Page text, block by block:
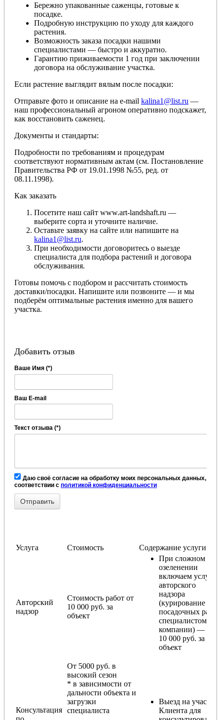
Бережно упакованные саженцы, готовые к
посадке.
Подробную инструкцию по уходу для каждого
растения.
Возможность заказа посадки нашими
специалистами — быстро и аккуратно.
Гарантию приживаемости 1 год при заключении
договора на обслуживание участка.
Если растение выглядит вялым после посадки:
Отправьте фото и описание на e-mail kalina1@list.ru —
наш профессиональный агроном оперативно подскажет,
как восстановить саженец.
Документы и стандарты:
Подробности по требованиям и процедурам
соответствуют нормативным актам (см. Постановление
Правительства РФ от 19.01.1998 №55, ред. от
08.11.1998).
Как заказать
Посетите наш сайт www.art-landshaft.ru —
выберите сорта и уточните наличие.
Оставьте заявку на сайте или напишите на
kalina1@list.ru.
При необходимости договоритесь о выезде
специалиста для подбора растений и договора
обслуживания.
Готовы помочь с подбором и рассчитать стоимость
доставки/посадки. Напишите или позвоните — и мы
подберём оптимальные растения именно для вашего
участка.
Добавить отзыв
Ваше Имя (*)
Ваш E-mail
Текст отзыва (*)
Даю своё согласие на обработку моих персональных данных, в
соответствии с политикой конфиденциальности
Услуга Стоимость Содержание услуги
Авторский
надзор
Стоимость работ от
10 000 руб. за
объект
При сложном
озеленении
включаем услугу
авторского
надзора
(курирование
посадочных работ
специалистом
компании) — от
10 000 руб. за
объект
Консультация
От 5000 руб. в
высокий сезон
* в зависимости от
дальности объекта и
загрузки
специалиста
Выезд на участок
Клиента для